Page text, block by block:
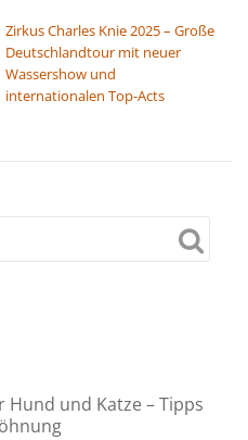
Zirkus Charles Knie 2025 – Große
Deutschlandtour mit neuer
Wassershow und
internationalen Top-Acts
und Katze – Tipps